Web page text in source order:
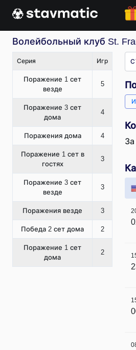
Волейбольный клуб St.
Серия Игр
Поражение 1 сет
везде
5
Поражение 3 сет
дома
4
Поражения дома 4
Поражение 1 сет в
гостях
3
Поражение 3 сет
везде
3
Поражения везде 3
Победа 2 сет дома 2
Поражение 1 сет
дома
2